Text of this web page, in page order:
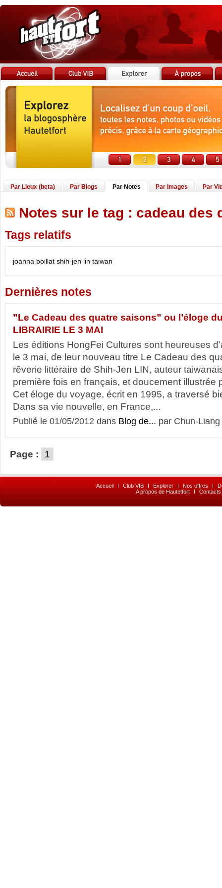
Par Lieux (beta) Par Blogs Par Notes Par Images Par
Notes sur le tag : cadeau des
Tags relatifs
joanna boillat shih-jen lin taiwan
Dernières notes
”Le Cadeau des quatre saisons” ou l’éloge
LIBRAIRIE LE 3 MAI
Les éditions HongFei Cultures sont heureuses
le 3 mai, de leur nouveau titre Le Cadeau des
rêverie littéraire de Shih-Jen LIN, auteur
première fois en français, et doucement illustrée
Cet éloge du voyage, écrit en 1995, a traversé
Dans sa vie nouvelle, en France,...
Publié le 01/05/2012 dans Blog de... par Chun-
Page : 1
Accueil I Club VIB I Explorer I Nos offres I
A propos de Hautetfort
I Contacts